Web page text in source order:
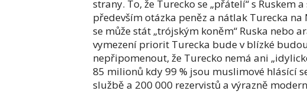
strany. To, že Turecko se „přátelí“ s Ruskem
především otázka peněz a nátlak Turecka na
se může stát „trójským koněm“ Ruska nebo
vymezení priorit Turecka bude v blízké
nepřipomenout, že Turecko nemá ani
85 milionů kdy 99 % jsou muslimové hlásící
službě a 200 000 rezervistů a výrazně